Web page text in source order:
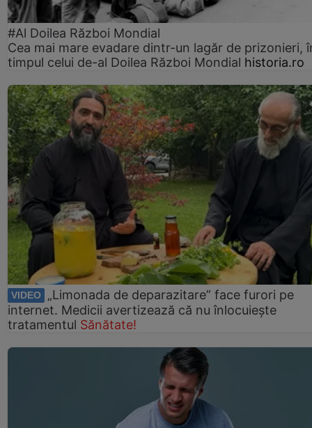
#Al Doilea Război Mondial
Cea mai mare evadare dintr-un lagăr de prizonieri,
timpul celui de-al Doilea Război Mondial historia.ro
VIDEO
„Limonada de deparazitare” face furori pe
internet. Medicii avertizează că nu înlocuiește
tratamentul Sănătate!